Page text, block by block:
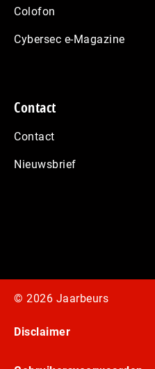
Colofon
Cybersec e-Magazine
Contact
Contact
Nieuwsbrief
© 2026 Jaarbeurs
Disclaimer